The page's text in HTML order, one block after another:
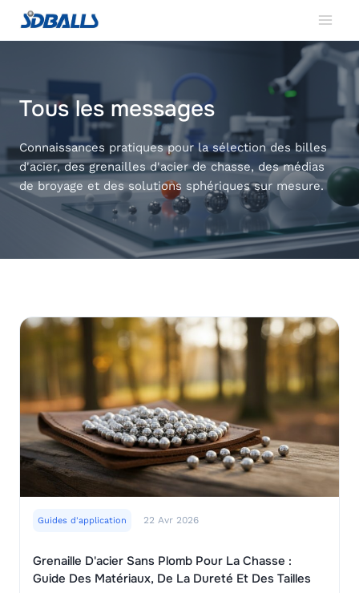
Tous les messages
Connaissances pratiques pour la sélection des billes
d'acier, des grenailles d'acier de chasse, des médias
de broyage et des solutions sphériques sur mesure.
Guides d'application 22 Avr 2026
Grenaille D'acier Sans Plomb Pour La Chasse :
Guide Des Matériaux, De La Dureté Et Des Tailles